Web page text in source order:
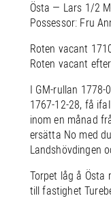
Östa — Lars 1/2
Possessor: Fru
Roten vacant
Roten vacant
I GM-rullan 1778-
1767-12-28, få
inom en månad
ersätta No med
Landshövdingen
Torpet låg å Östa
till fastighet